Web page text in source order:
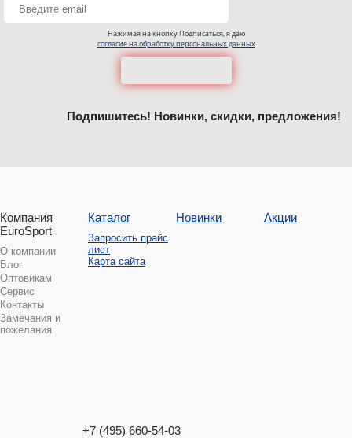
Нажимая на кнопку Подписаться, я даю
согласие на обработку персональных данных
Подпишитесь! Новинки, скидки, предложения!
Компания
EuroSport
О компании
Блог
Оптовикам
Сервис
Контакты
Замечания и
пожелания
Каталог
Запросить прайс
лист
Карта сайта
Новинки Акции
+7 (495) 660-54-03